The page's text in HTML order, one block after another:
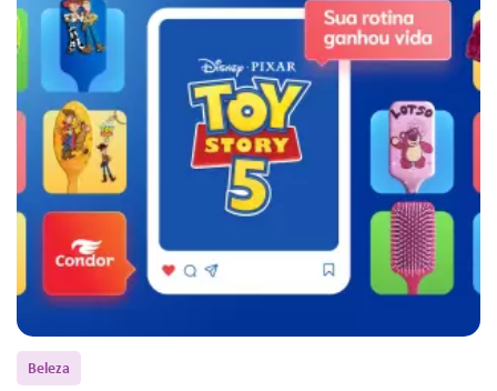
Beleza